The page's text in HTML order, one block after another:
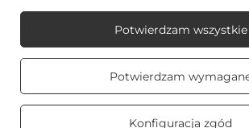
Tarnowska 23/2,61-323
W sklepie prezentujemy ceny netto
Potwierdzam
Konfiguracja zgód
Potwierdzam wszystkie